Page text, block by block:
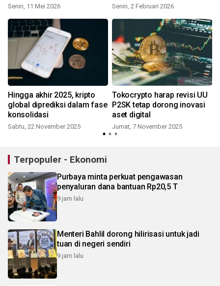
Senin, 11 Mei 2026 Senin, 2 Februari 2026
Hingga akhir 2025, kripto
global diprediksi dalam fase
konsolidasi
Sabtu, 22 November 2025
Tokocrypto harap revisi UU
P2SK tetap dorong inovasi
aset digital
Jumat, 7 November 2025
Terpopuler - Ekonomi
Purbaya minta perkuat pengawasan
penyaluran dana bantuan Rp20,5 T
9 jam lalu
Menteri Bahlil dorong hilirisasi untuk jadi
tuan di negeri sendiri
9 jam lalu